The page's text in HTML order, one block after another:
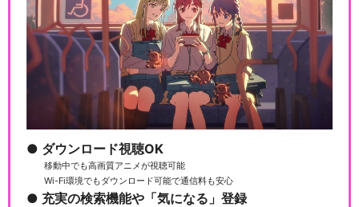
ダウンロード視聴OK
移動中でも高画質アニメが視聴可能
Wi-Fi環境でもダウンロード可能で通信料も安心
充実の検索機能や「気になる」登録